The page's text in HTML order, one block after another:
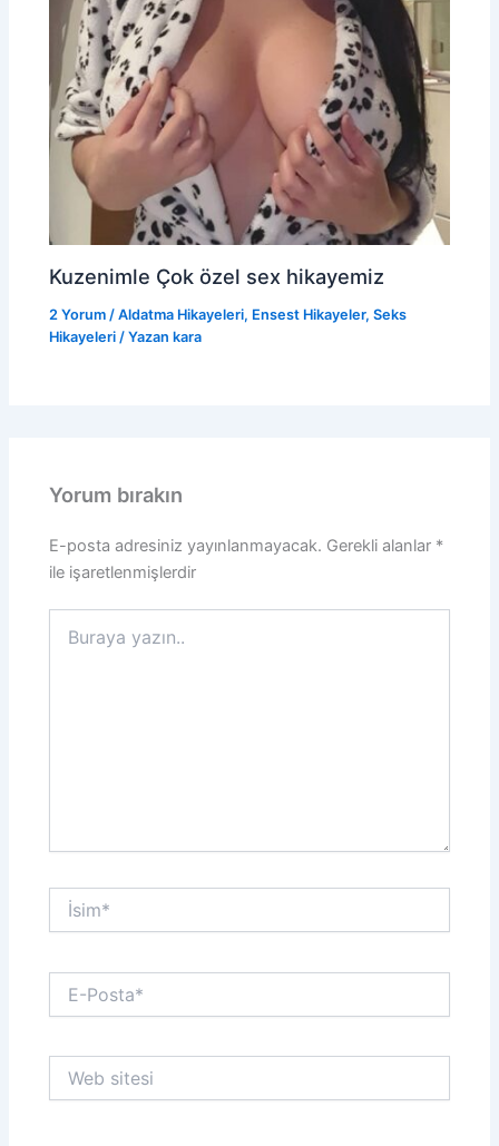
Kuzenimle Çok özel sex hikayemiz
2 Yorum /Aldatma Hikayeleri, Ensest Hikayeler,Seks
Hikayeleri / Yazan kara
Yorum bırakın
E-posta adresiniz yayınlanmayacak. Gerekli alanlar *
ile işaretlenmişlerdir
yazın..
İsim*
Posta*
sitesi